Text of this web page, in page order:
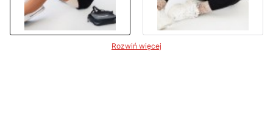
Rozwiń więcej